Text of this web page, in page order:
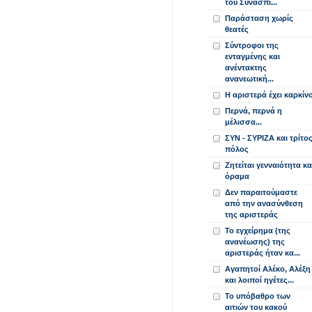
του Συνασπι...
Παράσταση χωρίς
θεατές
Σύντροφοι της
ενταγμένης και
ανέντακτης
ανανεωτική...
Η αριστερά έχει
Περνά, περνά η
μέλισσα...
ΣΥΝ - ΣΥΡΙΖΑ και τρίτος
πόλος
Ζητείται γενναιότητα
όραμα
Δεν παραιτούμαστε
από την ανασύνθεση
της αριστεράς
Το εγχείρημα (της
ανανέωσης) της
αριστεράς ήταν κα...
Αγαπητοί Αλέκο, Αλέξη
και λοιποί ηγέτες...
Το υπόβαθρο των
αιτιών του κακού